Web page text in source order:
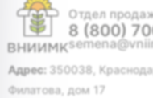
Отдел
8 (800)
Адрес: 350038,
Филатова, дом 17